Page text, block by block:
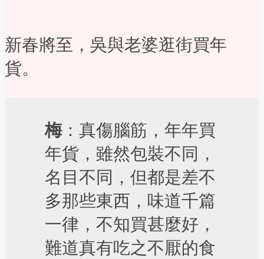
新春將至，吳與老婆逛街買年
貨。
梅：真傷腦筋，年年買
年貨，雖然包裝不同，
名目不同，但都是差不
多那些東西，味道千篇
一律，不知買甚麼好，
難道真有吃之不厭的食